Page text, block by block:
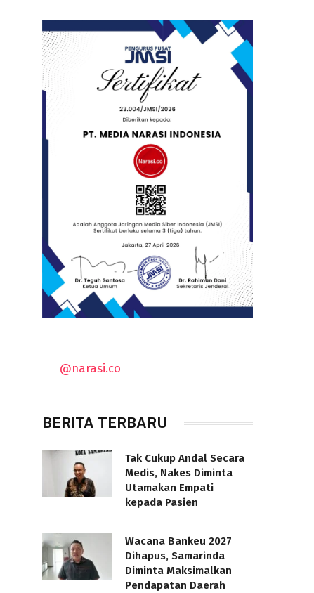
@narasi.co
BERITA TERBARU
Tak Cukup Andal Secara
Medis, Nakes Diminta
Utamakan Empati
kepada Pasien
Wacana Bankeu 2027
Dihapus, Samarinda
Diminta Maksimalkan
Pendapatan Daerah